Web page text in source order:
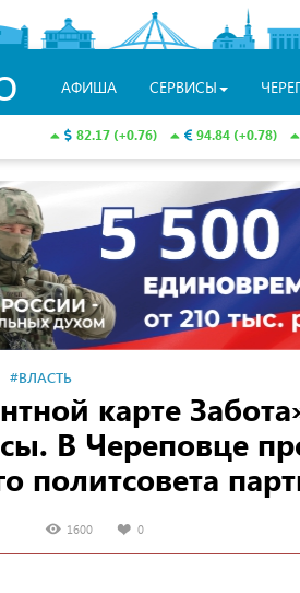
АФИША СЕРВИСЫ
82.17 (+0.76) 94.84 (+0.78)
#ВЛАСТЬ
карте
В Череповце
политсовета
1600 0